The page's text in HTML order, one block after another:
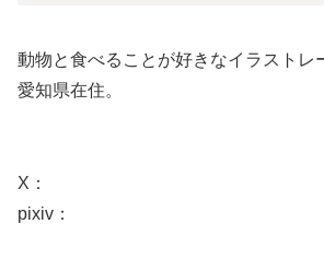
動物と食べることが好きなイラストレ
愛知県在住。
X：
pixiv：